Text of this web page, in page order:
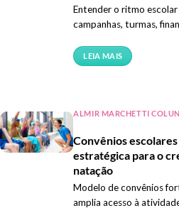
Entender o ritmo
campanhas, turmas,
LEIA MAIS
ALMIR MARCHETTI
Convênios
estratégica para o
natação
Modelo de convênios
amplia acesso à